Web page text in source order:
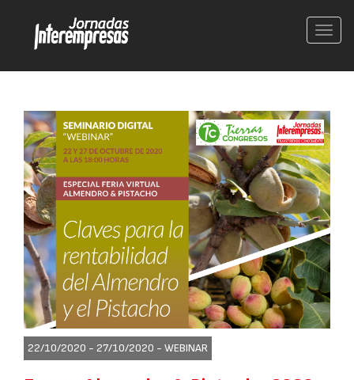
22/10/2020 - 27/10/2020 - WEBINAR